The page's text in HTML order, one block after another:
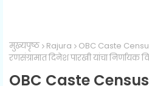
मुख्यपृष्ठ Rajura
OBC Caste
रणसंग्रामात दिनेश पारखी यांचा निर्णायक
OBC Caste